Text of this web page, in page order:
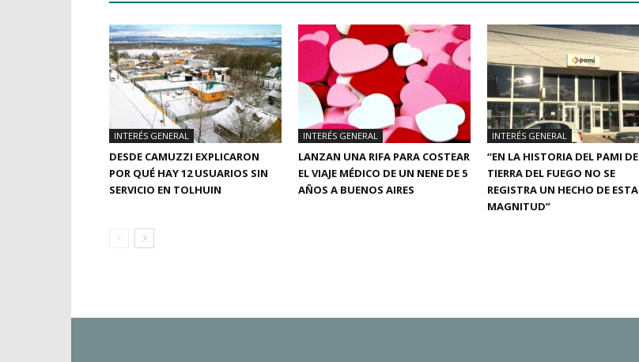
INTERÉS GENERAL
DESDE CAMUZZI EXPLICARON
POR QUÉ HAY 12 USUARIOS SIN
SERVICIO EN TOLHUIN
INTERÉS GENERAL
LANZAN UNA RIFA PARA COSTEAR
EL VIAJE MÉDICO DE UN NENE DE 5
AÑOS A BUENOS AIRES
INTERÉS GENERAL
“EN LA HISTORIA DEL PAMI DE
TIERRA DEL FUEGO NO SE
REGISTRA UN HECHO DE ESTA
MAGNITUD”